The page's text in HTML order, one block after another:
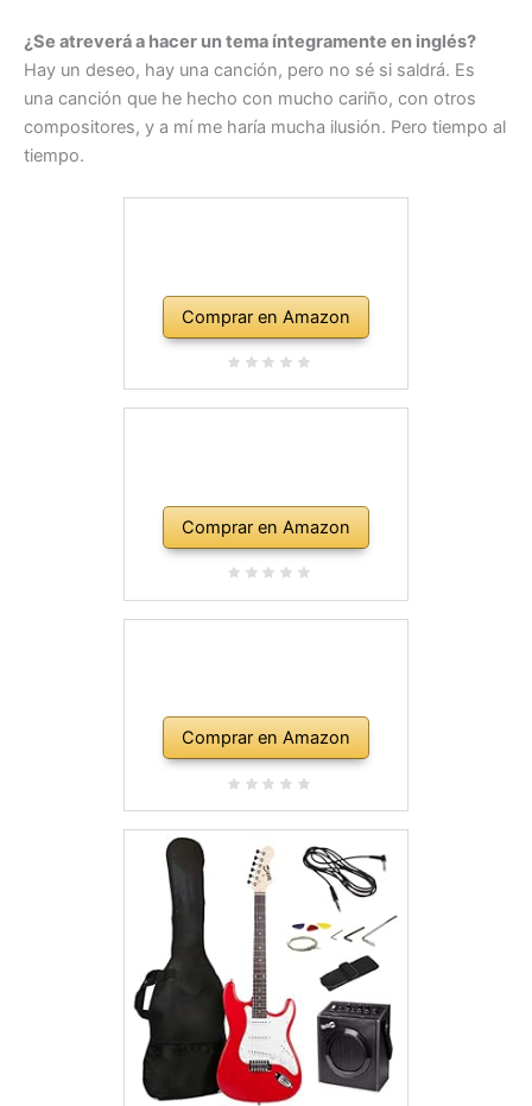
¿Se atreverá a hacer un tema íntegramente en inglés?
Hay un deseo, hay una canción, pero no sé si saldrá. Es
una canción que he hecho con mucho cariño, con otros
compositores, y a mí me haría mucha ilusión. Pero tiempo al
tiempo.
Comprar en Amazon
Comprar en Amazon
Comprar en Amazon